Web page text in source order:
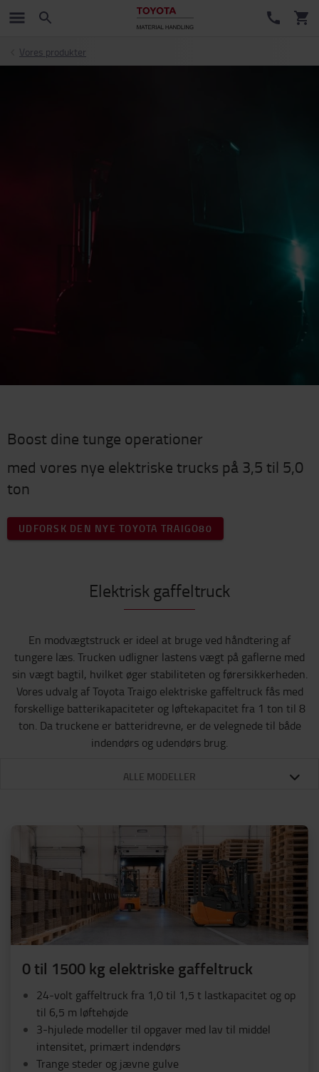
Vores produkter
Boost dine tunge operationer
med vores nye elektriske trucks på 3,5 til 5,0
ton
UDFORSK DEN NYE TOYOTA TRAIGO80
Elektrisk gaffeltruck
En modvægtstruck er ideel at bruge ved håndtering af
tungere læs. Trucken udligner ​​lastens vægt på gaflerne med
sin vægt bagtil, hvilket øger stabiliteten og førersikkerheden.
Vores udvalg af Toyota Traigo elektriske gaffeltruck fås med
forskellige batterikapaciteter og løftekapacitet fra 1 ton til 8
ton. Da truckene er batteridrevne, er de velegnede til både
indendørs og udendørs brug.
ALLE MODELLER
0 til 1500 kg elektriske gaffeltruck
24-volt gaffeltruck fra 1,0 til 1,5 t lastkapacitet og op
til 6,5 m løftehøjde
3-hjulede modeller til opgaver med lav til middel
intensitet, primært indendørs
Trange steder og jævne gulve